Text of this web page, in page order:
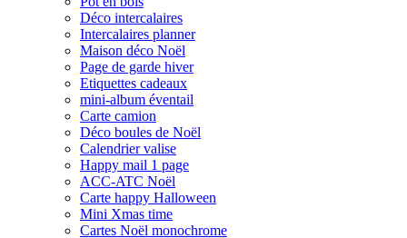
Déco intercalaires
Intercalaires planner
Maison déco Noël
Page de garde hiver
Etiquettes cadeaux
mini-album éventail
Carte camion
Déco boules de Noël
Calendrier valise
Happy mail 1 page
ACC-ATC Noël
Carte happy Halloween
Mini Xmas time
Cartes Noël monochrome